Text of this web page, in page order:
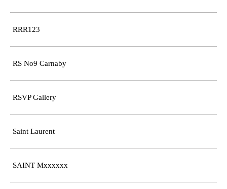
RRR123
RS No9 Carnaby
RSVP Gallery
Saint Laurent
SAINT Mxxxxxx